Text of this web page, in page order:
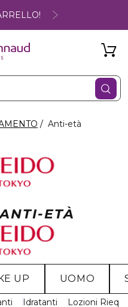
Anti-età
ETÀ
UP UOMO
Idratanti Lozioni